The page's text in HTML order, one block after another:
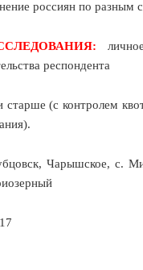
россиян по разным
респондента
старше (с контролем
Чарышское, с.